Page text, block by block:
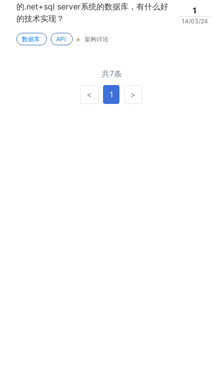
的.net+sql server系统的数据库，有什么好
的技术实现？
数据库 API 架构讨论
1
14/03/24
共7条
< 1 >